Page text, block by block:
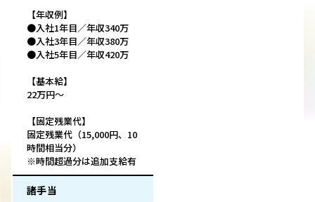
【年収例】
●入社1年目／年収340万
●入社3年目／年収380万
●入社5年目／年収420万
【基本給】
22万円～
【固定残業代】
固定残業代（15,000円、10
時間相当分）
※時間超過分は追加支給有
諸手当